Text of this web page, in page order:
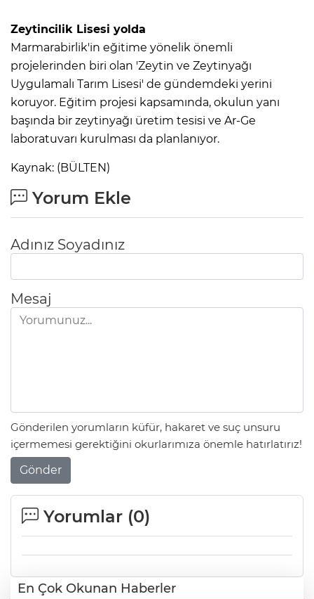
Zeytincilik Lisesi yolda
Marmarabirlik'in eğitime yönelik önemli
projelerinden biri olan 'Zeytin ve Zeytinyağı
Uygulamalı Tarım Lisesi' de gündemdeki yerini
koruyor. Eğitim projesi kapsamında, okulun yanı
başında bir zeytinyağı üretim tesisi ve Ar-Ge
laboratuvarı kurulması da planlanıyor.
Kaynak: (BÜLTEN)
Yorum Ekle
Adınız Soyadınız
Mesaj
Gönderilen yorumların küfür, hakaret ve suç unsuru
içermemesi gerektiğini okurlarımıza önemle hatırlatırız!
Gönder
Yorumlar (0)
En Çok Okunan Haberler